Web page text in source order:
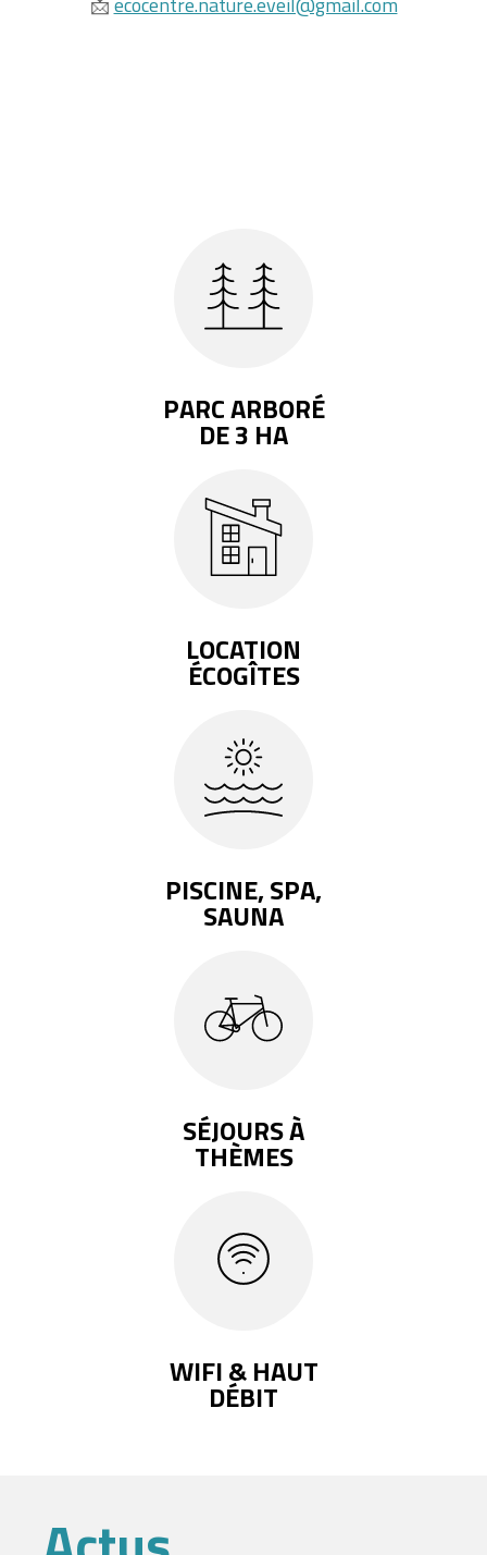
📩
PARC ARBORÉ
DE 3 HA
LOCATION
ÉCOGÎTES
PISCINE, SPA,
SAUNA
SÉJOURS À
THÈMES
WIFI & HAUT
DÉBIT